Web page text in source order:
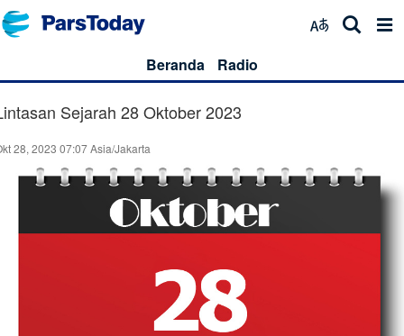
Beranda Radio
Sejarah 28 Oktober 2023
28, 2023 07:07 Asia/Jakarta